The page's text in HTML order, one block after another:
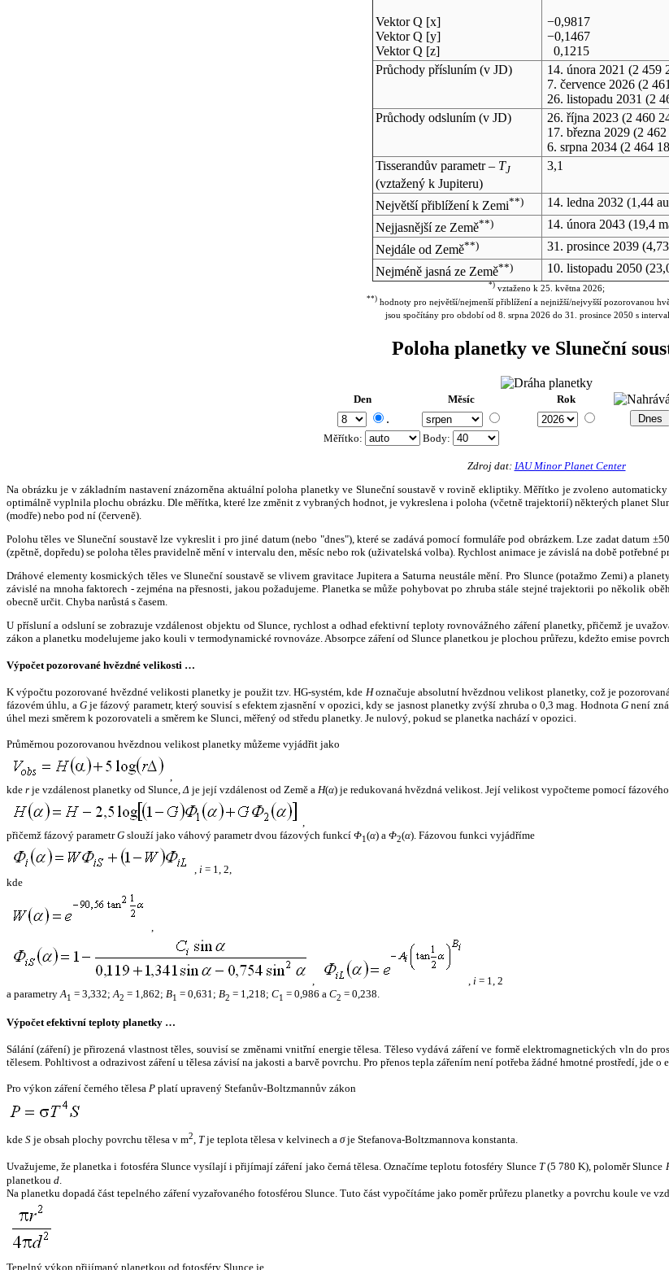
Vektor Q [x]
Vektor Q [y]
Vektor Q [z]
−0,9817
−0,1467
0,1215
Průchody přísluním (v JD) 14. února 2021 (2 459
7. července 2026(2
26. listopadu 2031 (2
Průchody odsluním (v JD) 26. října 2023(2 460
17. března 2029(2 462
6. srpna 2034(2 464
Tisserandův parametr – TJ
(vztažený k Jupiteru)
3,1
Největší přiblížení k Zemi**) 14. ledna 2032 (1,44
Nejjasnější ze Země**) 14. února 2043(19,4
Nejdále od Země**) 31. prosince 2039
Nejméně jasná ze Země**) 10. listopadu 2050
*)vztaženo k 25. května 2026;
**) hodnoty pro největší/nejmenší přiblížení a nejnižší/nejvyšší pozorovanou
jsou spočítány pro období od 8. srpna 2026 do 31. prosince 2050 s
Poloha planetky ve Sluneční
Den Měsíc Rok
.
Měřítko: Body:
Zdroj dat: IAU Minor Planet Center
Na obrázku je v základním nastavení znázorněna aktuální poloha planetky ve Sluneční soustavě v rovině ekliptiky. Měřítko je zvoleno
optimálně vyplnila plochu obrázku. Dle měřítka, které lze změnit z vybraných hodnot, je vykreslena i poloha (včetně trajektorií) některých planet
(modře) nebo pod ní (červeně).
Polohu těles ve Sluneční soustavě lze vykreslit i pro jiné datum (nebo "dnes"), které se zadává pomocí formuláře pod obrázkem. Lze zadat datum
(zpětně, dopředu) se poloha těles pravidelně mění v intervalu den, měsíc nebo rok (uživatelská volba). Rychlost animace je závislá na době potřebné
Dráhové elementy kosmických těles ve Sluneční soustavě se vlivem gravitace Jupitera a Saturna neustále mění. Pro Slunce (potažmo Zemi) a
závislé na mnoha faktorech - zejména na přesnosti, jakou požadujeme. Planetka se může pohybovat po zhruba stále stejné trajektorii po několik
obecně určit. Chyba narůstá s časem.
U přísluní a odsluní se zobrazuje vzdálenost objektu od Slunce, rychlost a odhad efektivní teploty rovnovážného záření planetky, přičemž je
zákon a planetku modelujeme jako kouli v termodynamické rovnováze. Absorpce záření od Slunce planetkou je plochou průřezu, kdežto emise
Výpočet pozorované hvězdné velikosti …
K výpočtu pozorované hvězdné velikosti planetky je použit tzv. HG-systém, kde Hoznačuje absolutní hvězdnou velikost planetky, což je
fázovém úhlu, a Gje fázový parametr, který souvisí s efektem zjasnění v opozici, kdy se jasnost planetky zvýší zhruba o 0,3 mag. HodnotaG není
úhel mezi směrem k pozorovateli a směrem ke Slunci, měřený od středu planetky. Je nulový, pokud se planetka nachází v opozici.
Průměrnou pozorovanou hvězdnou velikost planetky můžeme vyjádřit jako
,
kde r je vzdálenost planetky od Slunce,Δ je její vzdálenost od Země a H(α) je redukovaná hvězdná velikost. Její velikost vypočteme pomocí
,
přičemž fázový parametrG slouží jako váhový parametr dvou fázových funkcí Φ1(α) a Φ2(α). Fázovou funkci vyjádříme
, i = 1, 2,
kde
,
, , i = 1, 2
a parametryA1 = 3,332;A2 = 1,862; B1 = 0,631; B2 = 1,218; C1 = 0,986 a C2 = 0,238.
Výpočet efektivní teploty planetky …
Sálání (záření) je přirozená vlastnost těles, souvisí se změnami vnitřní energie tělesa. Těleso vydává záření ve formě elektromagnetických vln do
tělesem. Pohltivost a odrazivost záření u tělesa závisí na jakosti a barvě povrchu. Pro přenos tepla zářením není potřeba žádné hmotné prostředí, jde
Pro výkon záření černého tělesa P platí upravený Stefanův-Boltzmannův zákon
kde S je obsah plochy povrchu tělesa v m2, Tje teplota tělesa v kelvinech a σje Stefanova-Boltzmannova konstanta.
Uvažujeme, že planetka i fotosféra Slunce vysílají i přijímají záření jako černá tělesa. Označíme teplotu fotosféry Slunce T(5 780 K), poloměr Slunce
planetkou d.
Na planetku dopadá část tepelného záření vyzařovaného fotosférou Slunce. Tuto část vypočítáme jako poměr průřezu planetky a povrchu koule ve
Tepelný výkon přijímaný planetkou od fotosféry Slunce je